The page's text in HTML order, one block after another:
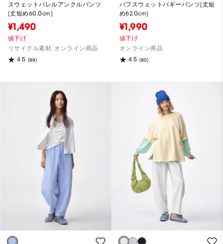
スウェットバレルアンクルパンツ
(丈短め60.0cm)
¥1,490
値下げ
リサイクル素材, オンライン商品
4.5 (99)
パフスウェットバギーパンツ(丈短
め62.0cm)
¥1,990
値下げ
オンライン商品
4.5 (90)